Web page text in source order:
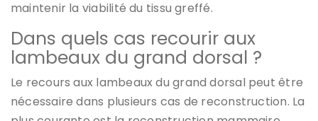
maintenir la viabilité du tissu greffé.
Dans quels cas recourir aux
lambeaux du grand dorsal ?
Le recours aux lambeaux du grand dorsal peut être
nécessaire dans plusieurs cas de reconstruction. La